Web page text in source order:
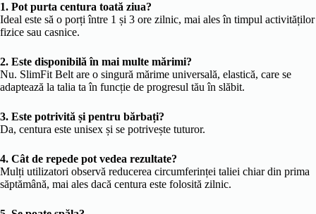
1. Pot purta centura toată ziua?
Ideal este să o porți între 1 și 3 ore zilnic, mai ales în timpul activităților
fizice sau casnice.
2. Este disponibilă în mai multe mărimi?
Nu. SlimFit Belt are o singură mărime universală, elastică, care se
adaptează la talia ta în funcție de progresul tău în slăbit.
3. Este potrivită și pentru bărbați?
Da, centura este unisex și se potrivește tuturor.
4. Cât de repede pot vedea rezultate?
Mulți utilizatori observă reducerea circumferinței taliei chiar din prima
săptămână, mai ales dacă centura este folosită zilnic.